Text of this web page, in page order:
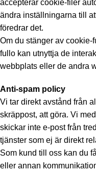
accepterar cookie-filer
ändra inställningarna till
föredrar det.
Om du stänger av cookie-
fullo kan utnyttja de
webbplats eller de andra
Anti-spam policy
Vi tar direkt avstånd från
skräppost, att göra. Vi
skickar inte e-post från
tjänster som ej är direkt
Som kund till oss kan du
eller annan